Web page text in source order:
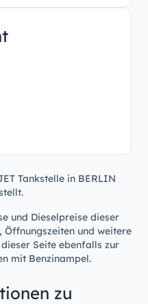
Tankstelle in BERLIN
und Dieselpreise dieser
und weitere
Seite ebenfalls zur
mit Benzinampel.
zu